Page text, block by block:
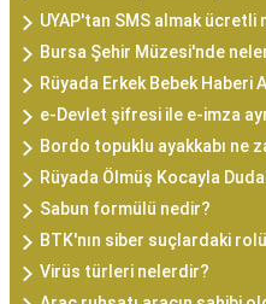
UYAP'tan SMS almak ücretli
Bursa Şehir Müzesi'nde
Rüyada Erkek Bebek Haberi
e-Devlet şifresi ile e-imza
Bordo topuklu ayakkabı ne
Rüyada Ölmüş Kocayla
Sabun formülü nedir?
BTK'nın siber suçlardaki
Virüs türleri nelerdir?